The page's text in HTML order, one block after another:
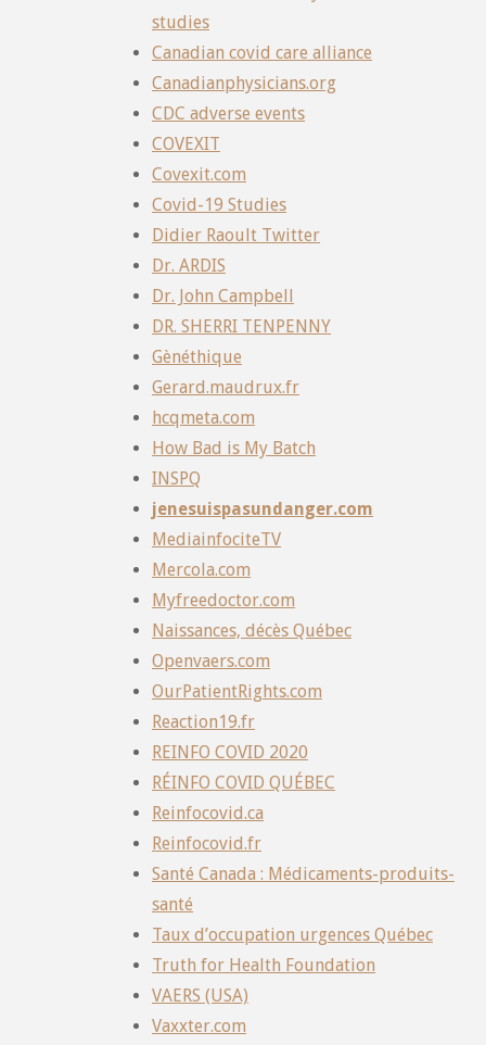
studies
Canadian covid care alliance
Canadianphysicians.org
CDC adverse events
COVEXIT
Covexit.com
Covid-19 Studies
Didier Raoult Twitter
Dr. ARDIS
Dr. John Campbell
DR. SHERRI TENPENNY
Gènéthique
Gerard.maudrux.fr
hcqmeta.com
How Bad is My Batch
INSPQ
jenesuispasundanger.com
MediainfociteTV
Mercola.com
Myfreedoctor.com
Naissances, décès Québec
Openvaers.com
OurPatientRights.com
Reaction19.fr
REINFO COVID 2020
RÉINFO COVID QUÉBEC
Reinfocovid.ca
Reinfocovid.fr
Santé Canada : Médicaments-produits-
santé
Taux d’occupation urgences Québec
Truth for Health Foundation
VAERS (USA)
Vaxxter.com